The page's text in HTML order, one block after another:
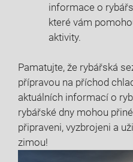
informace o
které vám
aktivity.
Pamatujte,⁢ že rybářská
přípravou ⁤na příchod
⁣aktuálních informací o⁢
rybářské dny mohou
připraveni, ⁤vyzbrojeni ⁤a
zimou!